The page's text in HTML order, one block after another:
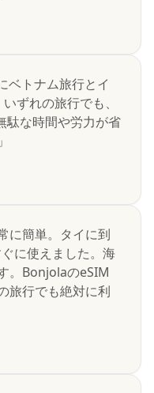
ベトナム旅行とイ
ずれの旅行でも、
駄な時間や労力が省
に簡単。タイに到
に使えました。海
。BonjolaのeSIM
旅行でも絶対に利